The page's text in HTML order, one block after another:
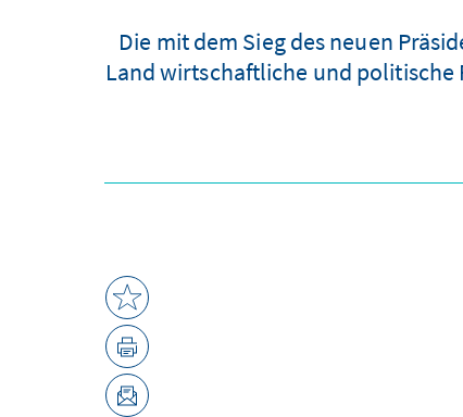
Die mit dem Sieg des neuen
Land wirtschaftliche und politische